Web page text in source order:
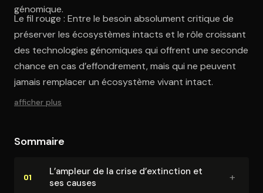
génomique.
Le fil rouge : Entre le besoin absolument critique de
préserver les écosystèmes intacts et le rôle croissant
des technologies génomiques qui offrent une seconde
chance en cas d’effondrement, mais qui ne peuvent
jamais remplacer un écosystème vivant intact.
afficher plus
Sommaire
01
L’ampleur de la crise d’extinction et
ses causes
+